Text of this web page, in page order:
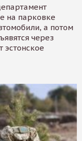
на парковке
а потом
через
эстонское